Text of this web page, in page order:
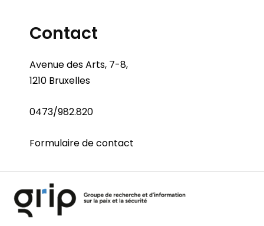
Contact
Avenue des Arts, 7-8,
1210 Bruxelles
0473/982.820
Formulaire de contact